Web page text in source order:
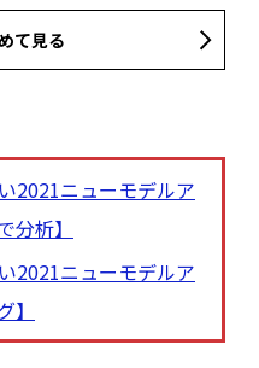
て見る
2021ニューモデルア
分析】
2021ニューモデルア